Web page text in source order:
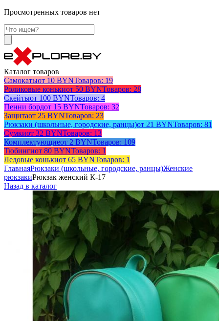
Просмотренных товаров нет
Каталог товаров
Самокатыот 10 BYNТоваров: 19
Роликовые конькиот 50 BYNТоваров: 28
Скейтыот 100 BYNТоваров: 4
Пенни бордот 15 BYNТоваров: 32
Защитаот 25 BYNТоваров: 23
Рюкзаки (школьные, городские, ранцы)от 21 BYNТоваров: 81
Сумкиот 32 BYNТоваров: 13
Комплектующиеот 2 BYNТоваров: 109
Тюбингиот 80 BYNТоваров: 1
Ледовые конькиот 65 BYNТоваров: 1
ГлавнаяРюкзаки (школьные, городские, ранцы)Женские
рюкзакиРюкзак женский К-17
Назад в каталог